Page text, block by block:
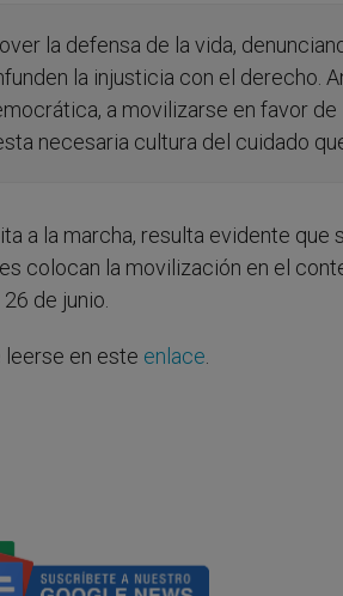
la defensa de la vida,
la injusticia con el derecho.
a movilizarse en favor de
necesaria cultura del cuidado
a la marcha, resulta evidente que
colocan la movilización en el
de junio.
en este enlace.